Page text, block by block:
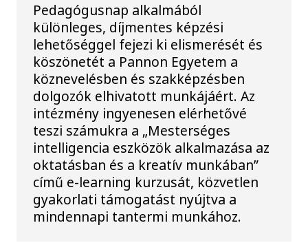
Pedagógusnap alkalmából
különleges, díjmentes képzési
lehetőséggel fejezi ki elismerését és
köszönetét a Pannon Egyetem a
köznevelésben és szakképzésben
dolgozók elhivatott munkájáért. Az
intézmény ingyenesen elérhetővé
teszi számukra a „Mesterséges
intelligencia eszközök alkalmazása az
oktatásban és a kreatív munkában”
című e-learning kurzusát, közvetlen
gyakorlati támogatást nyújtva a
mindennapi tantermi munkához.